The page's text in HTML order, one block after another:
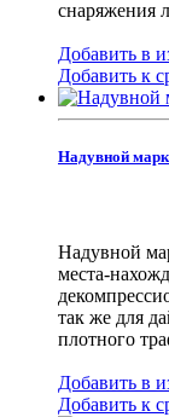
снаряжения
Добавить в
Добавить к
Надувной
Надувной
места-
так же для
плотного
Добавить в
Добавить к